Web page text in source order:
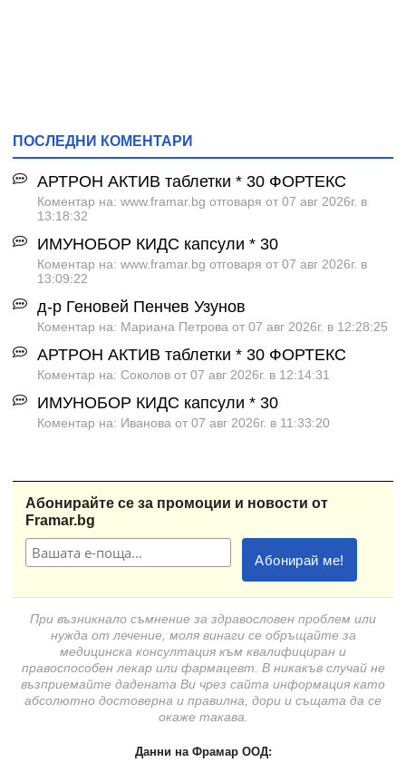
ПОСЛЕДНИ КОМЕНТАРИ
АРТРОН АКТИВ таблетки * 30 ФОРТЕКС
Коментар на: www.framar.bg отговаря от 07 авг 2026г. в
13:18:32
ИМУНОБОР КИДС капсули * 30
Коментар на: www.framar.bg отговаря от 07 авг 2026г. в
13:09:22
д-р Геновей Пенчев Узунов
Коментар на: Мариана Петрова от 07 авг 2026г. в 12:28:25
АРТРОН АКТИВ таблетки * 30 ФОРТЕКС
Коментар на: Соколов от 07 авг 2026г. в 12:14:31
ИМУНОБОР КИДС капсули * 30
Коментар на: Иванова от 07 авг 2026г. в 11:33:20
Абонирайте се за промоции и новости от
Framar.bg
При възникнало съмнение за здравословен проблем или
нужда от лечение, моля винаги се обръщайте за
медицинска консултация към квалифициран и
правоспособен лекар или фармацевт. В никакъв случай не
възприемайте дадената Ви чрез сайта информация като
абсолютно достоверна и правилна, дори и същата да се
окаже такава.
Данни на Фрамар ООД: